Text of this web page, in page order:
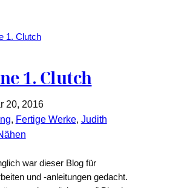
1. Clutch
20, 2016
, Fertige Werke, Judith
war dieser Blog für
und -anleitungen gedacht.